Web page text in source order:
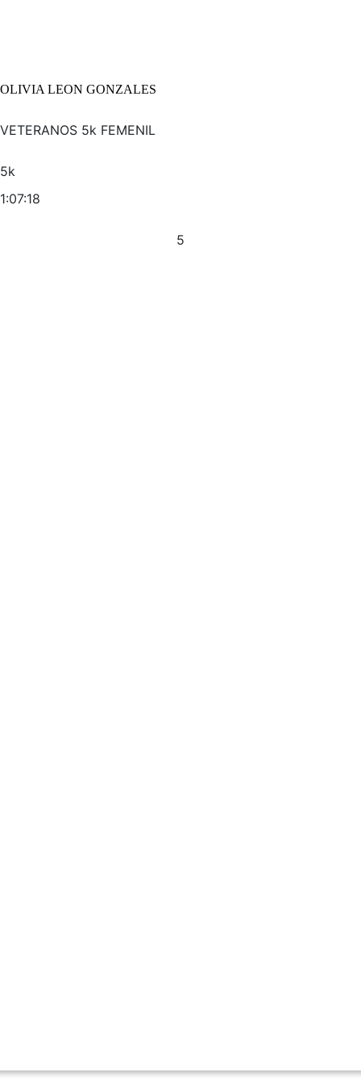
OLIVIA LEON GONZALES
VETERANOS 5k FEMENIL
5k
1:07:18
5